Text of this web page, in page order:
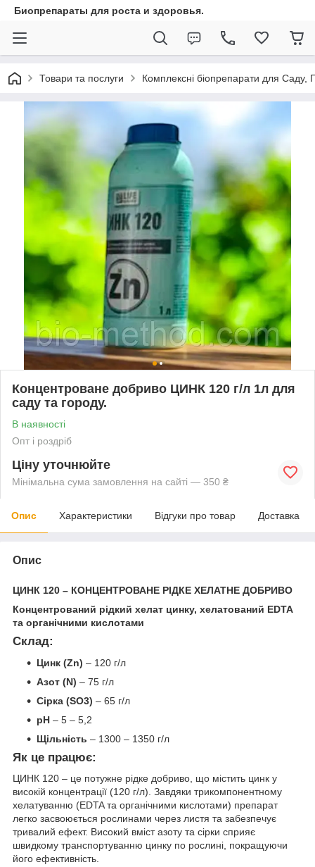
Биопрепараты для роста и здоровья.
Товари та послуги Комплексні біопрепарати для
Концентроване добриво ЦИНК 120 г/л 1л для
саду та городу.
В наявності
Опт і роздріб
Ціну уточнюйте
Мінімальна сума замовлення на сайті — 350 ₴
Опис Характеристики Відгуки про товар Доставка
Опис
ЦИНК 120 – КОНЦЕНТРОВАНЕ РІДКЕ ХЕЛАТНЕ ДОБРИВО
Концентрований рідкий хелат цинку, хелатований EDTA
та органічними кислотами
Склад:
Цинк (Zn) – 120 г/л
Азот (N) – 75 г/л
Сірка (SO3) – 65 г/л
pH – 5 – 5,2
Щільність – 1300 – 1350 г/л
Як це працює:
ЦИНК 120 – це потужне рідке добриво, що містить цинк у
високій концентрації (120 г/л). Завдяки трикомпонентному
хелатуванню (EDTA та органічними кислотами) препарат
легко засвоюється рослинами через листя та забезпечує
тривалий ефект. Високий вміст азоту та сірки сприяє
швидкому транспортуванню цинку по рослині, покращуючи
його ефективність.